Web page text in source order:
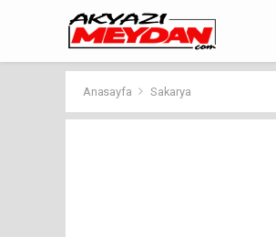
Anasayfa Sakarya